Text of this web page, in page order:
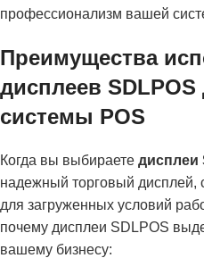
профессионализм вашей
Преимущества
дисплеев
системы POS
Когда вы выбираете дисплеи
надежный торговый дисплей,
для загруженных условий
почему дисплеи SDLPOS
вашему бизнесу: